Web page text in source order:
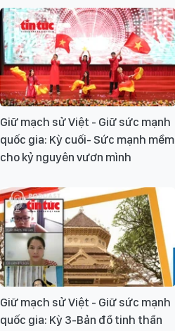
Giữ mạch sử Việt - Giữ sức mạnh
quốc gia: Kỳ cuối- Sức mạnh mềm
cho kỷ nguyên vươn mình
Giữ mạch sử Việt - Giữ sức mạnh
quốc gia: Kỳ 3-Bản đồ tinh thần